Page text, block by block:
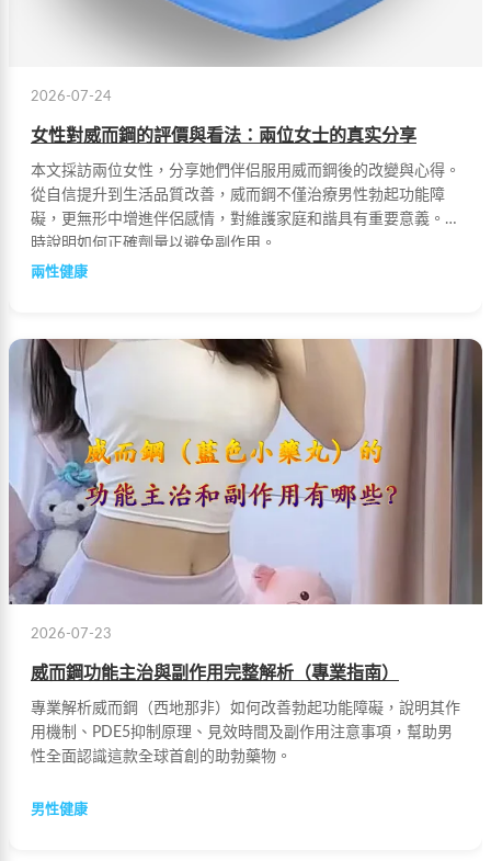
2026-07-24
女性對威而鋼的評價與看法：兩位女士的真实分享
本文採訪兩位女性，分享她們伴侣服用威而鋼後的改變與心得。
從自信提升到生活品質改善，威而鋼不僅治療男性勃起功能障
礙，更無形中增進伴侶感情，對維護家庭和諧具有重要意義。同
時說明如何正確劑量以避免副作用。
兩性健康
2026-07-23
威而鋼功能主治與副作用完整解析（專業指南）
專業解析威而鋼（西地那非）如何改善勃起功能障礙，說明其作
用機制、PDE5抑制原理、見效時間及副作用注意事項，幫助男
性全面認識這款全球首創的助勃藥物。
男性健康